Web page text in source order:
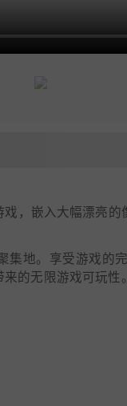
，嵌入大幅漂亮
集地。享受游戏的
的无限游戏可玩